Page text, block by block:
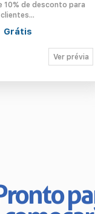
10% de desconto para
clientes...
Grátis
Ver prévia